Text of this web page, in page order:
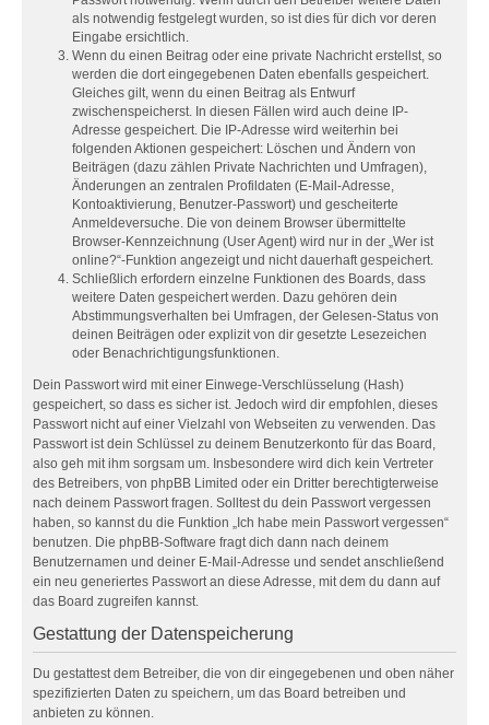
als notwendig festgelegt wurden, so ist dies für dich vor deren
Eingabe ersichtlich.
Wenn du einen Beitrag oder eine private Nachricht erstellst, so
werden die dort eingegebenen Daten ebenfalls gespeichert.
Gleiches gilt, wenn du einen Beitrag als Entwurf
zwischenspeicherst. In diesen Fällen wird auch deine IP-
Adresse gespeichert. Die IP-Adresse wird weiterhin bei
folgenden Aktionen gespeichert: Löschen und Ändern von
Beiträgen (dazu zählen Private Nachrichten und Umfragen),
Änderungen an zentralen Profildaten (E-Mail-Adresse,
Kontoaktivierung, Benutzer-Passwort) und gescheiterte
Anmeldeversuche. Die von deinem Browser übermittelte
Browser-Kennzeichnung (User Agent) wird nur in der „Wer ist
online?“-Funktion angezeigt und nicht dauerhaft gespeichert.
Schließlich erfordern einzelne Funktionen des Boards, dass
weitere Daten gespeichert werden. Dazu gehören dein
Abstimmungsverhalten bei Umfragen, der Gelesen-Status von
deinen Beiträgen oder explizit von dir gesetzte Lesezeichen
oder Benachrichtigungsfunktionen.
Dein Passwort wird mit einer Einwege-Verschlüsselung (Hash)
gespeichert, so dass es sicher ist. Jedoch wird dir empfohlen, dieses
Passwort nicht auf einer Vielzahl von Webseiten zu verwenden. Das
Passwort ist dein Schlüssel zu deinem Benutzerkonto für das Board,
also geh mit ihm sorgsam um. Insbesondere wird dich kein Vertreter
des Betreibers, von phpBB Limited oder ein Dritter berechtigterweise
nach deinem Passwort fragen. Solltest du dein Passwort vergessen
haben, so kannst du die Funktion „Ich habe mein Passwort vergessen“
benutzen. Die phpBB-Software fragt dich dann nach deinem
Benutzernamen und deiner E-Mail-Adresse und sendet anschließend
ein neu generiertes Passwort an diese Adresse, mit dem du dann auf
das Board zugreifen kannst.
Gestattung der Datenspeicherung
Du gestattest dem Betreiber, die von dir eingegebenen und oben näher
spezifizierten Daten zu speichern, um das Board betreiben und
anbieten zu können.